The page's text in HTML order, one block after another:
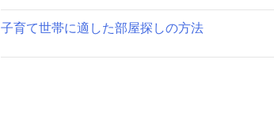
子育て世帯に適した部屋探しの方法